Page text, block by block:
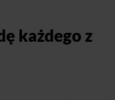
każdego z